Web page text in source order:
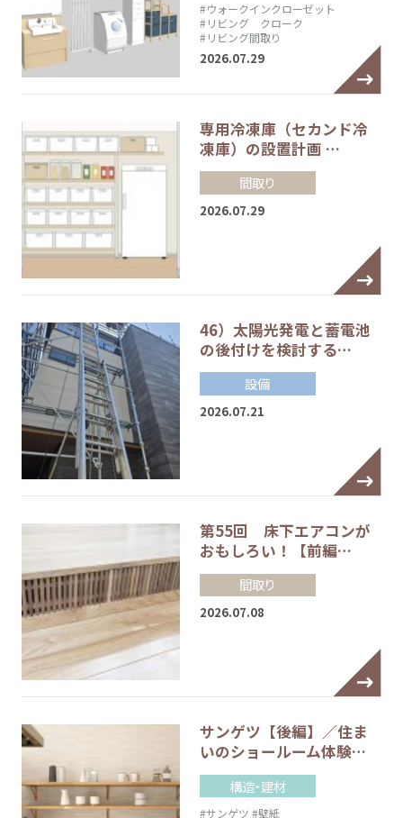
#ウォークインクローゼット
#リビング クローク
#リビング間取り
2026.07.29
専用冷凍庫（セカンド冷
凍庫）の設置計画 …
間取り
2026.07.29
46）太陽光発電と蓄電池
の後付けを検討する…
設備
2026.07.21
第55回 床下エアコンが
おもしろい！【前編…
間取り
2026.07.08
サンゲツ【後編】／住ま
いのショールーム体験…
構造・建材
#サンゲツ #壁紙